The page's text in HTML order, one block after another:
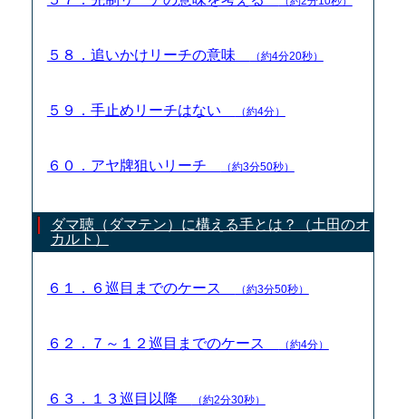
５８．追いかけリーチの意味 （約4分20秒）
５９．手止めリーチはない （約4分）
６０．アヤ牌狙いリーチ （約3分50秒）
ダマ聴（ダマテン）に構える手とは？（土田のオ
カルト）
６１．６巡目までのケース （約3分50秒）
６２．７～１２巡目までのケース （約4分）
６３．１３巡目以降 （約2分30秒）